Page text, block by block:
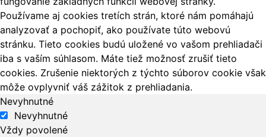
Používame aj cookies tretích strán, ktoré nám pomáhajú
analyzovať a pochopiť, ako používate túto webovú
stránku. Tieto cookies budú uložené vo vašom prehliadači
iba s vaším súhlasom. Máte tiež možnosť zrušiť tieto
cookies. Zrušenie niektorých z týchto súborov cookie však
môže ovplyvniť váš zážitok z prehliadania.
Nevyhnutné
Nevyhnutné
Vždy povolené